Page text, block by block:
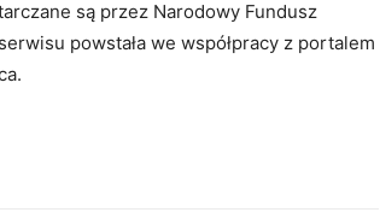
są przez Narodowy Fundusz
powstała we współpracy z portalem